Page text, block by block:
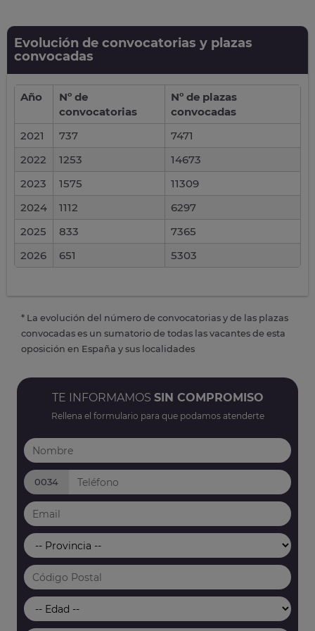
Evolución de convocatorias y plazas
convocadas
Año
Nº de
convocatorias
Nº de plazas
convocadas
2021
737
7471
2022
1253
14673
2023
1575
11309
2024
1112
6297
2025
833
7365
2026
651 5303
* La evolución del número de convocatorias y de las plazas
convocadas es un sumatorio de todas las vacantes de esta
oposición en España y sus localidades
TE INFORMAMOS SIN COMPROMISO
Rellena el formulario para que podamos atenderte
0034